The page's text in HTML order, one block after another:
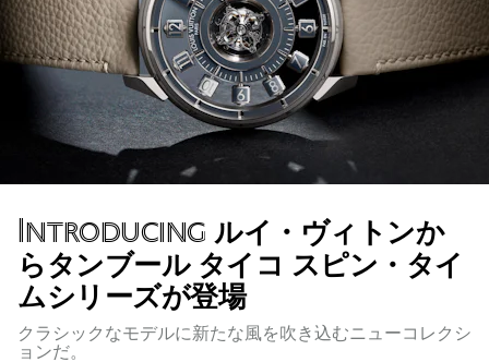
Introducing ルイ・ヴィトンか
らタンブール タイコ スピン・タイ
ムシリーズが登場
クラシックなモデルに新たな風を吹き込むニューコレクシ
ョンだ。